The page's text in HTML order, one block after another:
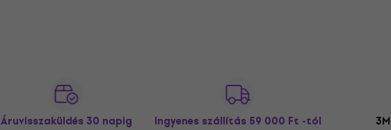
Áruvisszaküldés 30 napig Ingyenes szállítás 59 000 Ft -tól